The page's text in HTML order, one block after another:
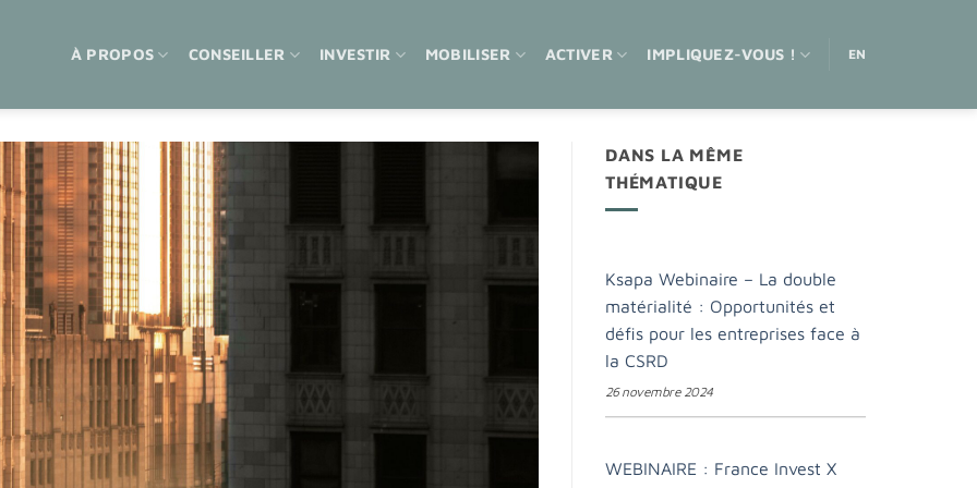
À PROPOS CONSEILLER INVESTIR MOBILISER ACTIVER IMPLIQUEZ-VOUS ! EN
DANS LA MÊME
THÉMATIQUE
Ksapa Webinaire – La double
matérialité : Opportunités et
défis pour les entreprises face à
la CSRD
26 novembre 2024
WEBINAIRE : France Invest X